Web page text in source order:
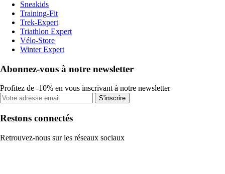
Sneakids
Training-Fit
Trek-Expert
Triathlon Expert
Vélo-Store
Winter Expert
Abonnez-vous à notre newsletter
Profitez de -10% en vous inscrivant à notre newsletter
S'inscrire
Restons connectés
Retrouvez-nous sur les réseaux sociaux